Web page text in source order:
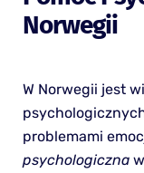
Norwegii
W Norwegii jest
problemami
psychologicznaw